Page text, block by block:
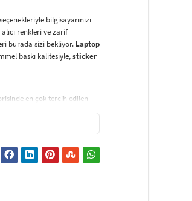
seçenekleriyle bilgisayarınızı
renkleri ve zarif
burada sizi bekliyor. Laptop
baskı kalitesiyle,sticker
en çok tercih edilen
hiç iz bırakmaz.
le basılmaktadır. Bu sayede,